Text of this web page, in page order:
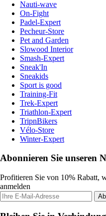
Nauti-wave
On-Fight
Padel-Expert
Pecheur-Store
Pet and Garden
Slowood Interior
Smash-Expert
Sneak'In
Sneakids
Sport is good
Training-Fit
Trek-Expert
Triathlon-Expert
TripnBikers
Vélo-Store
Winter-Expert
Abonnieren Sie unseren
Profitieren Sie von 10% Rabatt,
anmelden